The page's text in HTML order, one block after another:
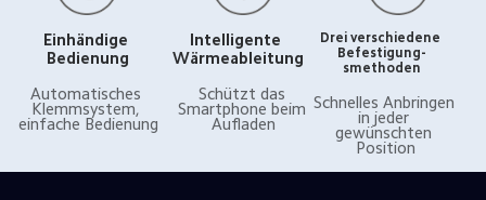
Einhändige
Bedienung
Automatisches
Klemmsystem,
einfache Bedienung
Intelligente
Wärmeableitung
Schützt das
Smartphone beim
Aufladen
Drei verschiedene
Befestigung-
smethoden
Schnelles Anbringen
in jeder
gewünschten
Position